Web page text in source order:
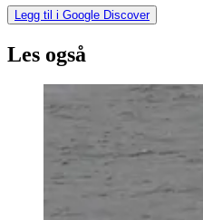
Legg til i Google Discover
Les også